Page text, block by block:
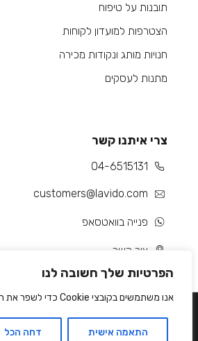
הפרטיות שלך חשובה לנו
אנו משתמשים בקובצי Cookie כדי לשפר את חווית הגלישה שלך
התאמה אישית דחה הכל
תובנות על טיפוח
הצטרפות למועדון לקוחות
חנויות מותג ונקודות מכירה
מתנות לעסקים
צרי איתנו קשר
04-6515131
customers@lavido.com
פנייה בוואטסאפ
צור קשר